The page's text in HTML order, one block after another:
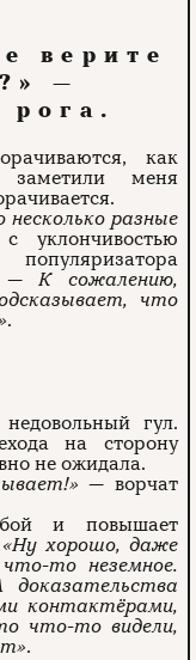
верите
—
рога.
как
заметили меня
разные
уклончивостью
—К сожалению,
что
.
гул.
на сторону
не ожидала.
— ворчат
и повышает
«Ну хорошо, даже
то неземное.
контактёрами,
что-то видели,
.